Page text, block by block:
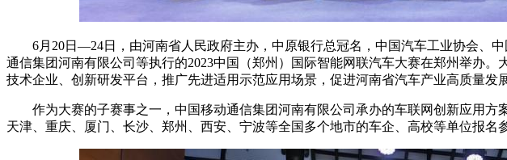
6月20日—24日，由河南省人民政府主办，中原银行总冠名，中国汽车工业协会、中
通信集团河南有限公司等执行的2023中国（郑州）国际智能网联汽车大赛在郑州举办
技术企业、创新研发平台，推广先进适用示范应用场景，促进河南省汽车产业高质量
作为大赛的子赛事之一，中国移动通信集团河南有限公司承办的车联网创新应用方
天津、重庆、厦门、长沙、郑州、西安、宁波等全国多个地市的车企、高校等单位报